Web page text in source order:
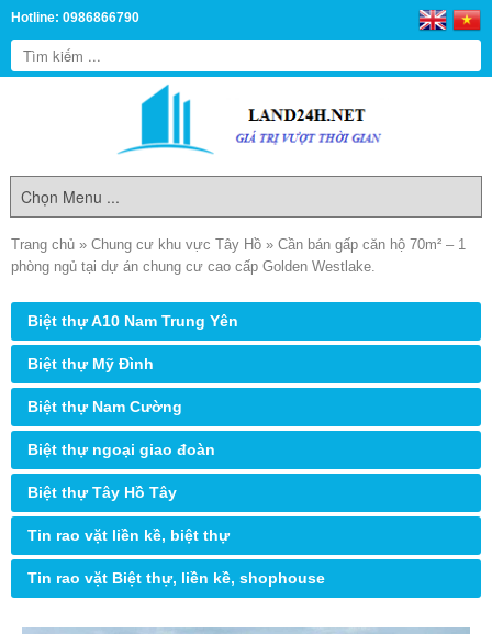
Hotline: 0986866790
Trang chủ » Chung cư khu vực Tây Hồ » Cần bán gấp căn hộ 70m² – 1
phòng ngủ tại dự án chung cư cao cấp Golden Westlake.
Biệt thự A10 Nam Trung Yên
Biệt thự Mỹ Đình
Biệt thự Nam Cường
Biệt thự ngoại giao đoàn
Biệt thự Tây Hồ Tây
Tin rao vặt liền kề, biệt thự
Tin rao vặt Biệt thự, liền kề, shophouse